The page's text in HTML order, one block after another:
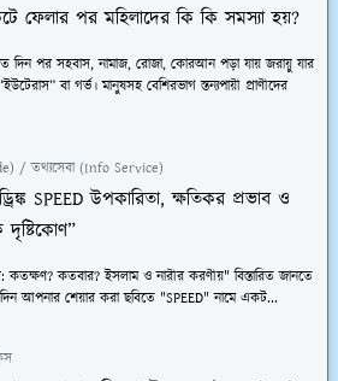
ফেলার পর মহিলাদের কি কি সমস্যা হয়?
দিন পর সহবাস, নামাজ, রোজা, কোরআন পড়া যায় জরায়ু যার
বা গর্ভ। মানুষসহ বেশিরভাগ স্তন্যপায়ী প্রাণীদের
/ তথ্যসেবা (Info Service)
SPEED উপকারিতা, ক্ষতিকর প্রভাব ও
কতক্ষণ? কতবার? ইসলাম ও নারীর করণীয়" বিস্তারিত জানতে
আপনার শেয়ার করা ছবিতে "SPEED" নামে একট...